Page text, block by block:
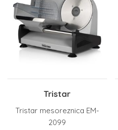
Tristar
Tristar mesoreznica EM-
2099